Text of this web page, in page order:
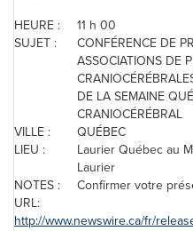
HEURE :
11 h 00
SUJET :
CONFÉRENCE DE
ASSOCIATIONS DE
DE LA SEMAINE
CRANIOCÉRÉBRAL
VILLE :
QUÉBEC
LIEU :
Laurier Québec au
Laurier
NOTES :
Confirmer votre
URL:
http://www.newswire.ca/fr/